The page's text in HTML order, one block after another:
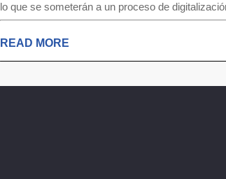
lo que se someterán a un proceso de
READ MORE